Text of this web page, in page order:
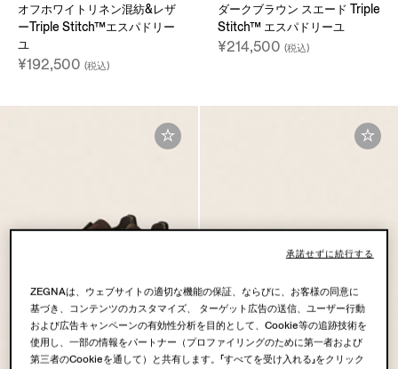
オフホワイトリネン混紡&レザ
ーTriple Stitch™エスパドリー
ユ
¥192,500 (税込)
ダークブラウン スエード Triple
Stitch™ エスパドリーユ
¥214,500 (税込)
ZEGNAは、ウェブサイトの適切な機能の保証、ならびに、お客様の同意に
基づき、コンテンツのカスタマイズ、 ターゲット広告の送信、ユーザー行動
および広告キャンペーンの有効性分析を目的として、Cookie等の追跡技術を
使用し、一部の情報をパートナー（プロファイリングのために第一者および
第三者のCookieを通して）と共有します。「すべてを受け入れる」をクリック
承諾せずに続行する